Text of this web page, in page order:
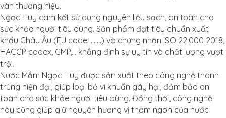
vàn thương hiệu.
Ngọc Huy cam kết sử dụng nguyên liệu sạch, an toàn cho
sức khỏe người tiêu dùng. Sản phẩm đạt tiêu chuẩn xuất
khẩu Châu Âu (EU code: …….) và chứng nhận ISO 22:000 2018,
HACCP codex, GMP,… khẳng định sự uy tín và chất lượng vượt
trội.
Nước Mắm Ngọc Huy được sản xuất theo công nghệ thanh
trùng hiện đại, giúp loại bỏ vi khuẩn gây hại, đảm bảo an
toàn cho sức khỏe người tiêu dùng. Đồng thời, công nghệ
này cũng giúp giữ nguyên hương vị thơm ngon của nước